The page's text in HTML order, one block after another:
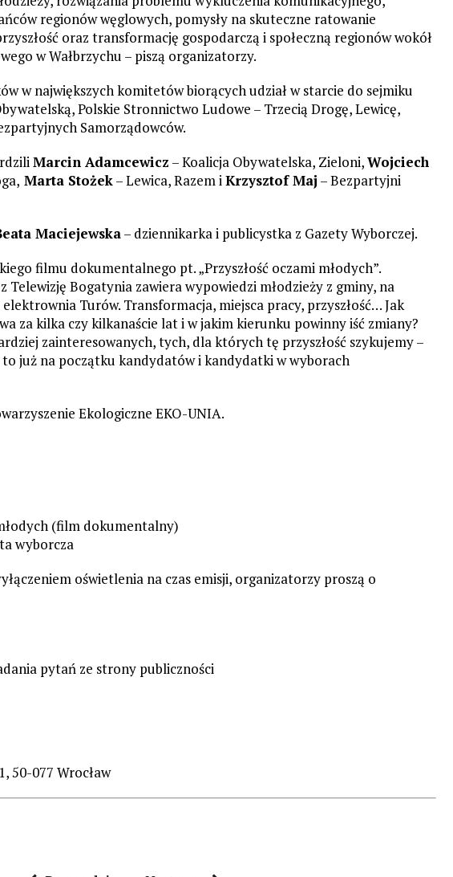
regionów węglowych, pomysły na skuteczne ratowanie
oraz transformację gospodarczą i społeczną regionów wokół
w Wałbrzychu – piszą organizatorzy.
w największych komitetów biorących udział w starcie do sejmiku
Polskie Stronnictwo Ludowe – Trzecią Drogę, Lewicę,
Samorządowców.
Marcin Adamcewicz – Koalicja Obywatelska, Zieloni,Wojciech
Marta Stożek– Lewica, Razem iKrzysztof Maj – Bezpartyjni
Maciejewska– dziennikarka i publicystka z Gazety Wyborczej.
filmu dokumentalnego pt. „Przyszłość oczami młodych”.
Bogatynia zawiera wypowiedzi młodzieży z gminy, na
Turów. Transformacja, miejsca pracy, przyszłość… Jak
za kilka czy kilkanaście lat i w jakim kierunku powinny iść zmiany?
zainteresowanych, tych, dla których tę przyszłość szykujemy –
już na początku kandydatów i kandydatki w wyborach
Ekologiczne EKO-UNIA.
(film dokumentalny)
wyborcza
oświetlenia na czas emisji, organizatorzy proszą o
pytań ze strony publiczności
50-077 Wrocław